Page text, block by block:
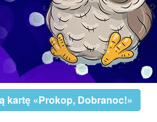
kartę «Prokop, Dobranoc!»